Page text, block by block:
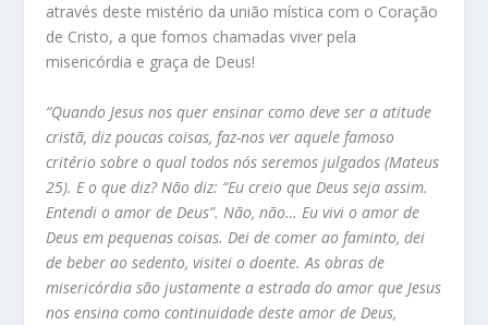
através deste mistério da união mística com o Coração
de Cristo, a que fomos chamadas viver pela
misericórdia e graça de Deus!
“Quando Jesus nos quer ensinar como deve ser a atitude
cristã, diz poucas coisas, faz-nos ver aquele famoso
critério sobre o qual todos nós seremos julgados (Mateus
25). E o que diz? Não diz: “Eu creio que Deus seja assim.
Entendi o amor de Deus”. Não, não… Eu vivi o amor de
Deus em pequenas coisas. Dei de comer ao faminto, dei
de beber ao sedento, visitei o doente. As obras de
misericórdia são justamente a estrada do amor que Jesus
nos ensina como continuidade deste amor de Deus,